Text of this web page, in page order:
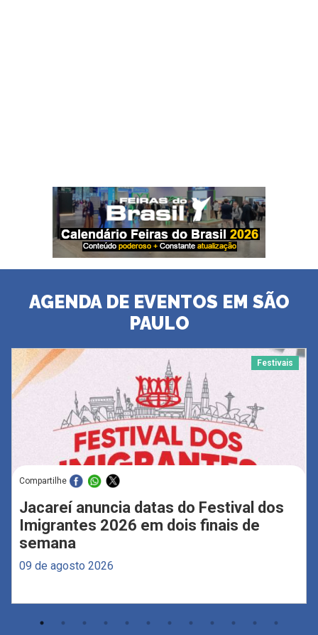
AGENDA DE EVENTOS EM SÃO
PAULO
Festivais
Compartilhe
Jacareí anuncia datas do Festival dos
Imigrantes 2026 em dois finais de
semana
09 de agosto 2026